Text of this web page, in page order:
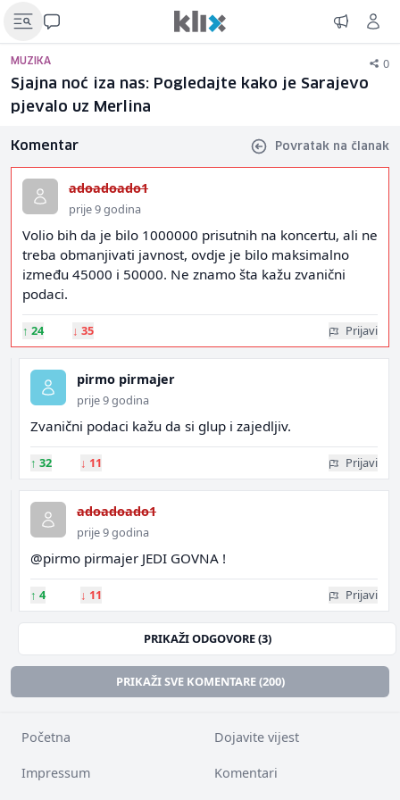
MUZIKA 0
Sjajna noć iza nas: Pogledajte kako je Sarajevo
pjevalo uz Merlina
Komentar Povratak na članak
adoadoado1
prije 9 godina
Volio bih da je bilo 1000000 prisutnih na koncertu, ali ne
treba obmanjivati javnost, ovdje je bilo maksimalno
između 45000 i 50000. Ne znamo šta kažu zvanični
podaci.
↑ 24 ↓ 35 Prijavi
pirmo pirmajer
prije 9 godina
Zvanični podaci kažu da si glup i zajedljiv.
↑ 32 ↓ 11 Prijavi
adoadoado1
prije 9 godina
@pirmo pirmajer JEDI GOVNA !
↑ 4 ↓ 11 Prijavi
PRIKAŽI ODGOVORE (3)
PRIKAŽI SVE KOMENTARE (200)
Početna Dojavite vijest
Impressum Komentari